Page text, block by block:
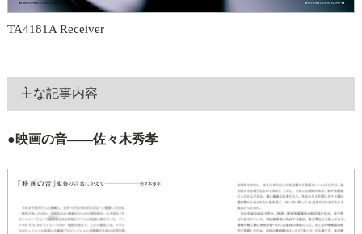
TA4181A Receiver
主な記事内容
●映画の音――佐々木秀孝